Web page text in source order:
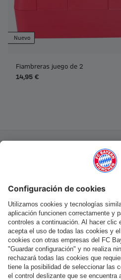
Nuevo
Fiambreras juego de 2
14,95 €
Más categorías
Síguenos